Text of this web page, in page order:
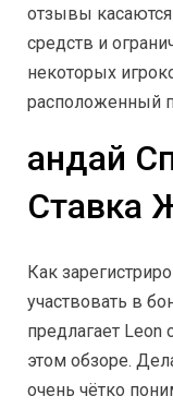
отзывы
средств и
некоторых
расположенный
Қандай
Ставка
Как
участвовать в
предлагает
этом обзоре.
очень чётко